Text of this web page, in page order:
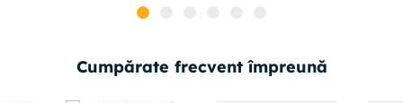
Cumpărate frecvent împreună